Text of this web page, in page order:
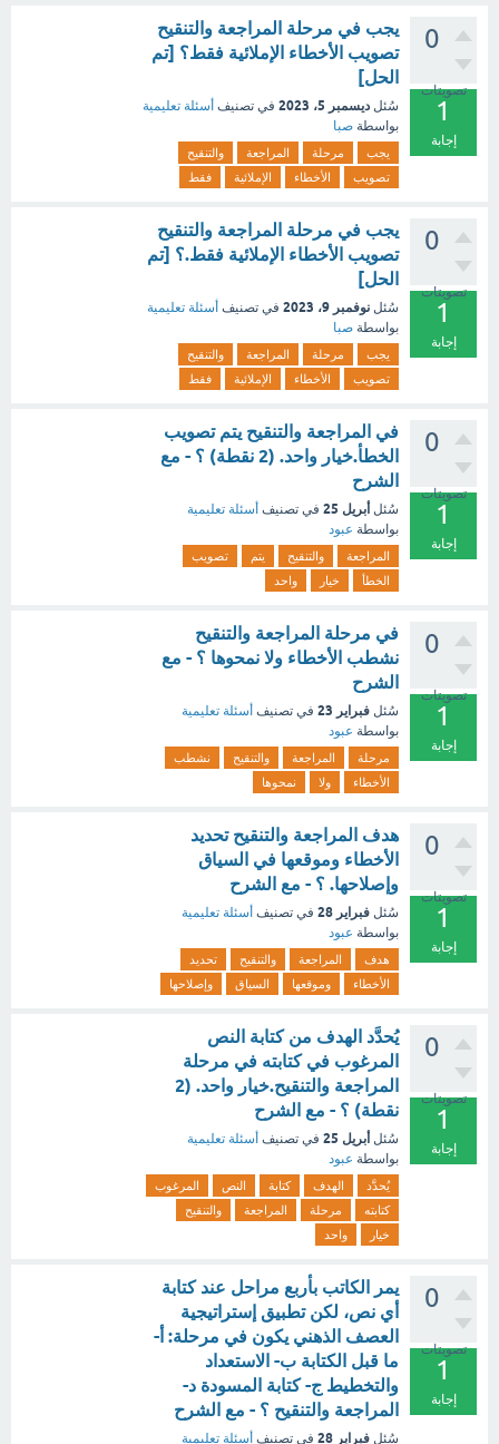
0
تصويتات
1
إجابة
يجب في مرحلة المراجعة والتنقيح
تصويب الأخطاء الإملائية فقط؟ [تم
الحل]
سُئل ديسمبر 5، 2023 في تصنيف أسئلة تعليمية
بواسطة صبا
يجب مرحلة المراجعة
والتنقيح
تصويب
الأخطاء الإملائية فقط
0
تصويتات
1
إجابة
يجب في مرحلة المراجعة والتنقيح
تصويب الأخطاء الإملائية فقط.؟ [تم
الحل]
سُئل نوفمبر 9، 2023 في تصنيف أسئلة تعليمية
بواسطة صبا
يجب مرحلة المراجعة
والتنقيح
تصويب
الأخطاء الإملائية فقط
0
تصويتات
1
إجابة
في المراجعة والتنقيح يتم تصويب
الخطأ.خيار واحد. (2 نقطة) ؟ - مع
الشرح
سُئل أبريل 25 في تصنيف أسئلة تعليمية
بواسطة عبود
المراجعة والتنقيح يتم
تصويب
الخطأ
خيار واحد
0
تصويتات
1
إجابة
في مرحلة المراجعة والتنقيح
نشطب الأخطاء ولا نمحوها ؟ - مع
الشرح
سُئل فبراير 23 في تصنيف أسئلة تعليمية
بواسطة عبود
مرحلة المراجعة والتنقيح
نشطب
الأخطاء
ولا نمحوها
0
تصويتات
1
إجابة
هدف المراجعة والتنقيح تحديد
الأخطاء وموقعها في السياق
وإصلاحها. ؟ - مع الشرح
سُئل فبراير 28 في تصنيف أسئلة تعليمية
بواسطة عبود
هدف المراجعة والتنقيح
تحديد
الأخطاء
وموقعها السياق وإصلاحها
0
تصويتات
1
إجابة
يُحدَّد الهدف من كتابة النص
المرغوب في كتابته في مرحلة
المراجعة والتنقيح.خيار واحد. (2
نقطة) ؟ - مع الشرح
سُئل أبريل 25 في تصنيف أسئلة تعليمية
بواسطة عبود
يُحدَّد الهدف كتابة النص
المرغوب
كتابته
مرحلة المراجعة
والتنقيح
خيار
واحد
0
تصويتات
1
إجابة
يمر الكاتب بأربع مراحل عند كتابة
أي نص، لكن تطبيق إستراتيجية
العصف الذهني يكون في مرحلة: أ-
ما قبل الكتابة ب- الاستعداد
والتخطيط ج- كتابة المسودة د-
المراجعة والتنقيح ؟ - مع الشرح
سُئل فبراير 28 في تصنيف أسئلة تعليمية